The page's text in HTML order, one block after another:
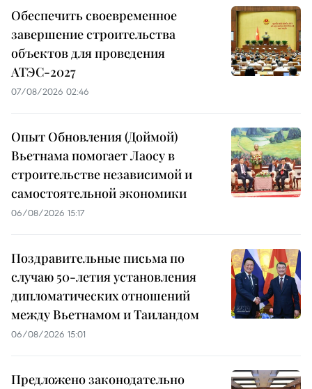
Обеспечить своевременное
завершение строительства
объектов для проведения
АТЭС-2027
07/08/2026 02:46
Опыт Обновления (Доймой)
Вьетнама помогает Лаосу в
строительстве независимой и
самостоятельной экономики
06/08/2026 15:17
Поздравительные письма по
случаю 50-летия установления
дипломатических отношений
между Вьетнамом и Таиландом
06/08/2026 15:01
Предложено законодательно